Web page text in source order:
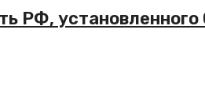
РФ, установленного